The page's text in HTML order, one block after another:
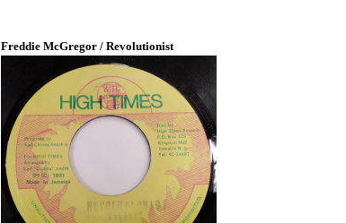
Freddie McGregor / Revolutionist